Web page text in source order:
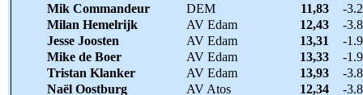
Mik Commandeur
DEM 11,83
-3.2
Milan Hemelrijk
AV Edam 12,43
-3.8
Jesse Joosten
AV Edam 13,31
-1.9
Mike de Boer
AV Edam 13,33
-1.9
Tristan Klanker
AV Edam 13,93
-3.8
Naël Oostburg
AV Atos 12,34
-3.8